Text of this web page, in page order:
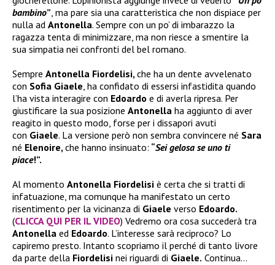
bambino”, ma pare sia una caratteristica che non dispiace per
nulla ad Antonella. Sempre con un po’ di imbarazzo la
ragazza tenta di minimizzare, ma non riesce a smentire la
sua simpatia nei confronti del bel romano.
Sempre Antonella Fiordelisi,che ha un dente avvelenato
con Sofia Giaele, ha confidato di essersi infastidita quando
l’ha vista interagire con Edoardo e di averla ripresa. Per
giustificare la sua posizione Antonella ha aggiunto di aver
reagito in questo modo, forse per i dissapori avuti
con Giaele. La versione però non sembra convincere né Sara
né Elenoire,che hanno insinuato: “Sei gelosa se uno ti
piace!”.
Al momento Antonella Fiordelisi è certa che si tratti di
infatuazione, ma comunque ha manifestato un certo
risentimento per la vicinanza di Giaele verso Edoardo.
(CLICCA QUI PER IL VIDEO) Vedremo ora cosa succederà tra
Antonella ed Edoardo. L’interesse sarà reciproco? Lo
capiremo presto. Intanto scopriamo il perché di tanto livore
da parte della Fiordelisi nei riguardi di Giaele. Continua…